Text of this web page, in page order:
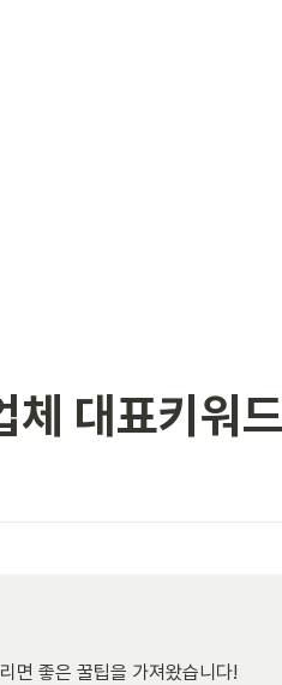
체 대표키워
면 좋은 꿀팁을 가져왔습니다!